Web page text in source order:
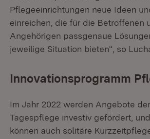
Pflegeeinrichtungen neue Ideen
einreichen, die für die Betroffenen
Angehörigen passgenaue
jeweilige Situation bieten“, so
Innovationsprogramm
Im Jahr 2022 werden Angebote
Tagespflege investiv gefördert,
können auch solitäre